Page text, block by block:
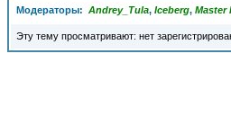
Модераторы: Andrey_Tula, Iceberg, Master
Эту тему просматривают: нет